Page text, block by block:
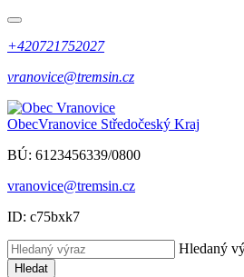
+420721752027
vranovice@tremsin.cz
ObecVranovice Středočeský Kraj
BÚ: 6123456339/0800
vranovice@tremsin.cz
ID: c75bxk7
Hledaný
Hledat